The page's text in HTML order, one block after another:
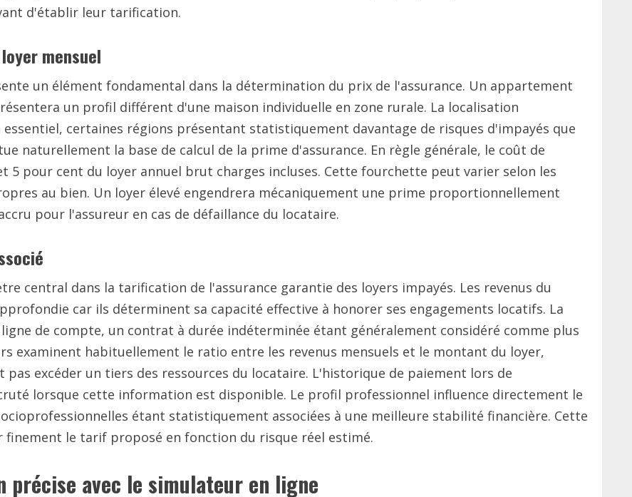
d'établir leur tarification.
mensuel
un élément fondamental dans la détermination du prix de l'assurance. Un appartement
un profil différent d'une maison individuelle en zone rurale. La localisation
certaines régions présentant statistiquement davantage de risques d'impayés que
naturellement la base de calcul de la prime d'assurance. En règle générale, le coût de
5 pour cent du loyer annuel brut charges incluses. Cette fourchette peut varier selon les
au bien. Un loyer élevé engendrera mécaniquement une prime proportionnellement
pour l'assureur en cas de défaillance du locataire.
central dans la tarification de l'assurance garantie des loyers impayés. Les revenus du
car ils déterminent sa capacité effective à honorer ses engagements locatifs. La
de compte, un contrat à durée indéterminée étant généralement considéré comme plus
examinent habituellement le ratio entre les revenus mensuels et le montant du loyer,
excéder un tiers des ressources du locataire. L'historique de paiement lors de
lorsque cette information est disponible. Le profil professionnel influence directement le
étant statistiquement associées à une meilleure stabilité financière. Cette
le tarif proposé en fonction du risque réel estimé.
avec le simulateur en ligne